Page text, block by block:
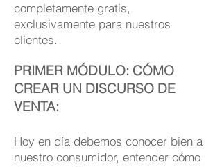
completamente gratis,
exclusivamente para nuestros
clientes.
PRIMER MÓDULO: CÓMO
CREAR UN DISCURSO DE
VENTA:
Hoy en día debemos conocer bien a
nuestro consumidor, entender cómo